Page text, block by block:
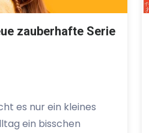
zauberhafte Serie
es nur ein kleines
ein bisschen